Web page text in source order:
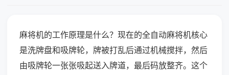
麻将机的工作原理是什么？现在的全自动麻将机核心
是洗牌盘和吸牌轮，牌被打乱后通过机械搅拌，然后
由吸牌轮一张张吸起送入牌道，最后码放整齐。这个